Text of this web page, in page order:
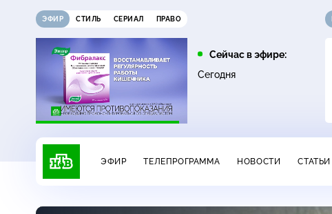
ЭФИР СТИЛЬ СЕРИАЛ ПРАВО
Сейчас в эфире:
Сегодня
11:00
ДНК
16+
12:00
Жди меня
ЭФИР ТЕЛЕПРОГРАММА НОВОСТИ СТАТЬИ